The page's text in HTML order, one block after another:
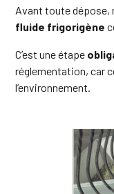
Avant toute
fluide frigorigène
C’est une étape
réglementation, car
l’environnement.